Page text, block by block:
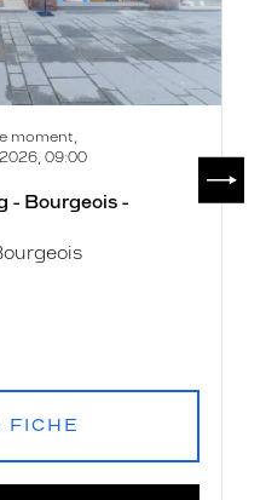
moment,
09:00
- Bourgeois -
FICHE